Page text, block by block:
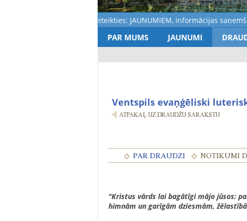
Aicinām pieteikties: JAUNUMIEM, informācijas
PAR MUMS JAUNUMI
Ventspils evaņģēliski
"Kristus vārds lai bagātīgi mājo jūsos:
himnām un garīgām dziesmām,